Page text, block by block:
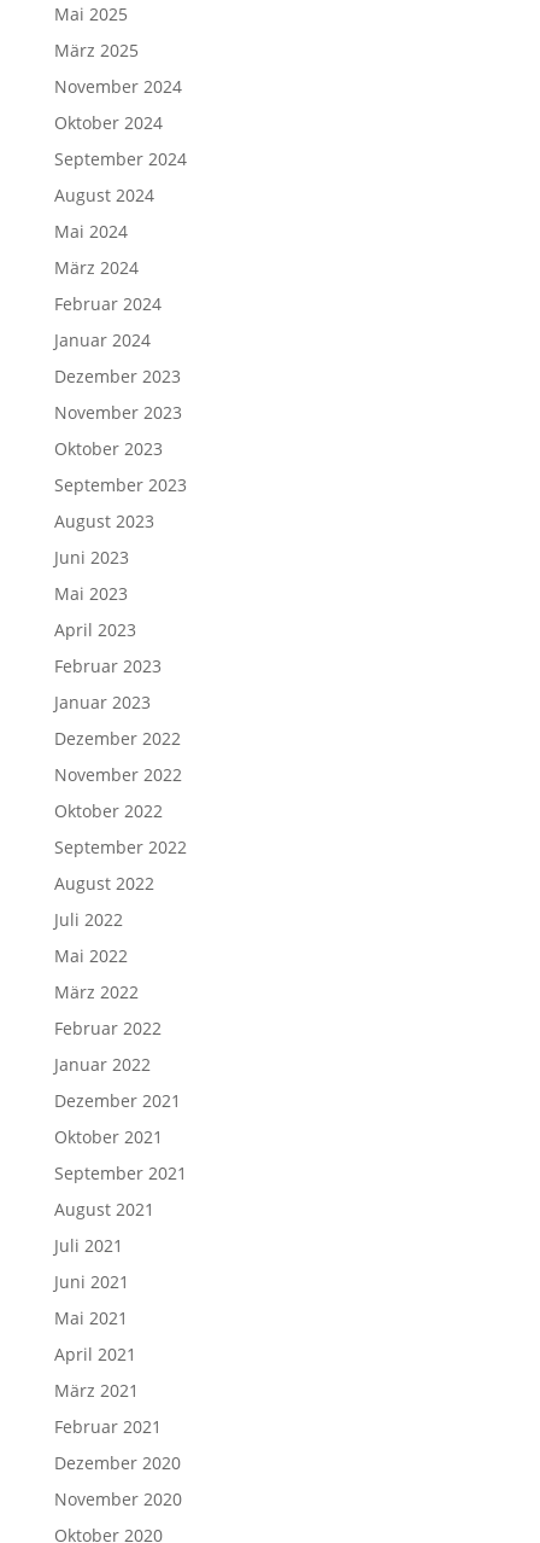
Mai 2025
März 2025
November 2024
Oktober 2024
September 2024
August 2024
Mai 2024
März 2024
Februar 2024
Januar 2024
Dezember 2023
November 2023
Oktober 2023
September 2023
August 2023
Juni 2023
Mai 2023
April 2023
Februar 2023
Januar 2023
Dezember 2022
November 2022
Oktober 2022
September 2022
August 2022
Juli 2022
Mai 2022
März 2022
Februar 2022
Januar 2022
Dezember 2021
Oktober 2021
September 2021
August 2021
Juli 2021
Juni 2021
Mai 2021
April 2021
März 2021
Februar 2021
Dezember 2020
November 2020
Oktober 2020